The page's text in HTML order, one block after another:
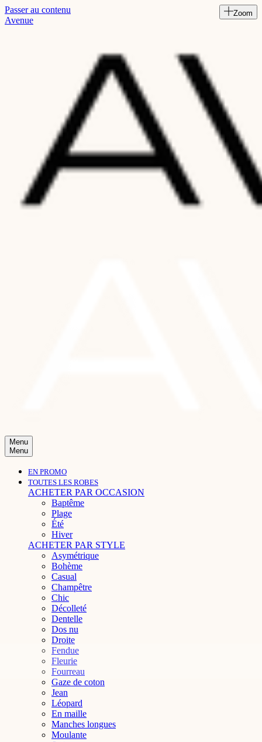
Read
Passer au contenu
Avenue
Menu
Menu
EN PROMO
TOUTES LES ROBES
ACHETER PAR OCCASION
Baptême
Plage
Été
Hiver
ACHETER PAR STYLE
Asymétrique
Bohème
Casual
Champêtre
Chic
Décolleté
Dentelle
Dos nu
Droite
Fendue
Fleurie
Fourreau
Gaze de coton
Jean
Léopard
En maille
Manches longues
Moulante
Zoom